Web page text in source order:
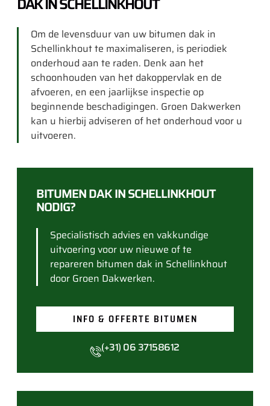
Om de levensduur van uw bitumen dak in
Schellinkhout te maximaliseren, is periodiek
onderhoud aan te raden. Denk aan het
schoonhouden van het dakoppervlak en de
afvoeren, en een jaarlijkse inspectie op
beginnende beschadigingen. Groen Dakwerken
kan u hierbij adviseren of het onderhoud voor u
uitvoeren.
BITUMEN DAK IN SCHELLINKHOUT
NODIG?
Specialistisch advies en vakkundige
uitvoering voor uw nieuwe of te
repareren bitumen dak in Schellinkhout
door Groen Dakwerken.
INFO & OFFERTE BITUMEN
(+31) 06 37158612